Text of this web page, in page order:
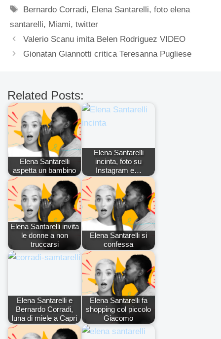
Tag
Bernardo Corradi, Elena Santarelli,foto elena
santarelli, Miami, twitter
Valerio Scanu imita Belen Rodriguez VIDEO
Gionatan Giannotti critica Teresanna Pugliese
Related Posts:
Elena Santarelli
aspetta un bambino
Elena Santarelli
incinta, foto su
Instagram e…
Elena Santarelli invita
le donne a non
truccarsi
Elena Santarelli si
confessa
Elena Santarelli e
Bernardo Corradi,
luna di miele a Capri
Elena Santarelli fa
shopping col piccolo
Giacomo